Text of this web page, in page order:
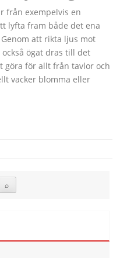
från exempelvis en
lyfta fram både det ena
att rikta ljus mot
ögat dras till det
göra för allt från tavlor och
vacker blomma eller